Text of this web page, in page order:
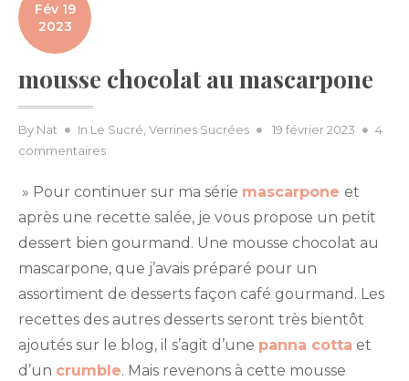
Fév 19
2023
mousse chocolat au mascarpone
By Nat In Le Sucré, Verrines Sucrées
Posted
19 février 2023
4
commentairessur
chocolat
au
» Pour continuer sur ma série mascarpone et
après une recette salée, je vous propose un petit
dessert bien gourmand. Une mousse chocolat au
mascarpone, que j’avais préparé pour un
assortiment de desserts façon café gourmand. Les
recettes des autres desserts seront très bientôt
ajoutés sur le blog, il s’agit d’une panna cotta et
d’un crumble. Mais revenons à cette mousse